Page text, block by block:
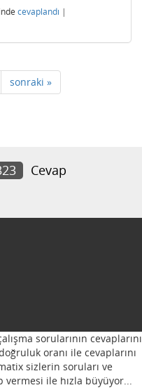
cevaplandı |
sonraki »
Cevap
sorularının cevaplarını
oranı ile cevaplarını
sizlerin soruları ve
ile hızla büyüyor...